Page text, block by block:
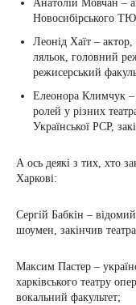
Анатолій Мовчан –
Новосибірського
Леонід Хаїт –
ляльок, головний
режисерський
Елеонора Климчук –
ролей у різних
Української РСР,
А ось деякі з тих, хто
Харкові:
Сергій Бабкін –
шоумен, закінчив
Максим Пастер –
харківського театру
вокальний факультет;